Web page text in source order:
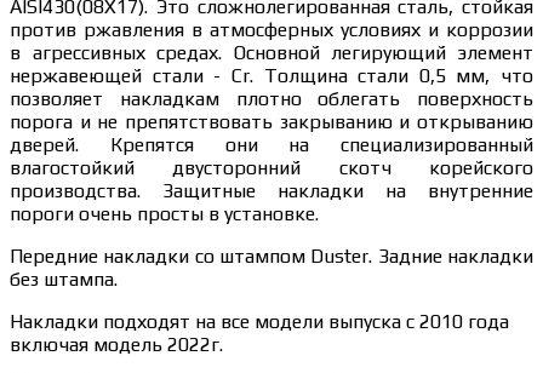
AISI430(08Х17). Это сложнолегированная сталь, стойкая
против ржавления в атмосферных условиях и коррозии
в агрессивных средах. Основной легирующий элемент
нержавеющей стали - Cr. Толщина стали 0,5 мм, что
позволяет накладкам плотно облегать поверхность
порога и не препятствовать закрыванию и открыванию
дверей. Крепятся они на специализированный
влагостойкий двусторонний скотч корейского
производства. Защитные накладки на внутренние
пороги очень просты в установке.
Передние накладки со штампом Duster. Задние накладки
без штампа.
Накладки подходят на все модели выпуска с 2010 года
включая модель 2022г.